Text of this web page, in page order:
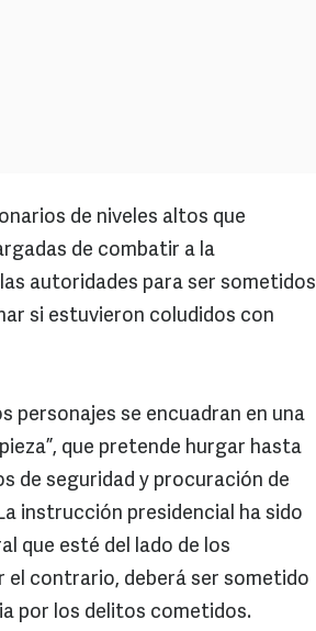
de niveles altos que
de combatir a la
autoridades para ser sometidos
si estuvieron coludidos con
personajes se encuadran en una
que pretende hurgar hasta
de seguridad y procuración de
instrucción presidencial ha sido
que esté del lado de los
el contrario, deberá ser sometido
por los delitos cometidos.